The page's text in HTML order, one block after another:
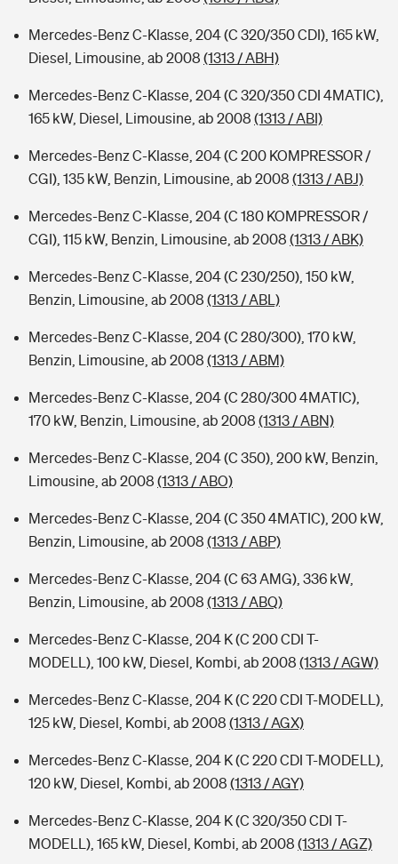
Mercedes-Benz C-Klasse, 204 (C 320/350 CDI), 165 kW,
Diesel, Limousine, ab 2008 (1313 / ABH)
Mercedes-Benz C-Klasse, 204 (C 320/350 CDI 4MATIC),
165 kW, Diesel, Limousine, ab 2008 (1313 / ABI)
Mercedes-Benz C-Klasse, 204 (C 200 KOMPRESSOR /
CGI), 135 kW, Benzin, Limousine, ab 2008 (1313 / ABJ)
Mercedes-Benz C-Klasse, 204 (C 180 KOMPRESSOR /
CGI), 115 kW, Benzin, Limousine, ab 2008 (1313 / ABK)
Mercedes-Benz C-Klasse, 204 (C 230/250), 150 kW,
Benzin, Limousine, ab 2008 (1313 / ABL)
Mercedes-Benz C-Klasse, 204 (C 280/300), 170 kW,
Benzin, Limousine, ab 2008 (1313 / ABM)
Mercedes-Benz C-Klasse, 204 (C 280/300 4MATIC),
170 kW, Benzin, Limousine, ab 2008 (1313 / ABN)
Mercedes-Benz C-Klasse, 204 (C 350), 200 kW, Benzin,
Limousine, ab 2008 (1313 / ABO)
Mercedes-Benz C-Klasse, 204 (C 350 4MATIC), 200 kW,
Benzin, Limousine, ab 2008 (1313 / ABP)
Mercedes-Benz C-Klasse, 204 (C 63 AMG), 336 kW,
Benzin, Limousine, ab 2008 (1313 / ABQ)
Mercedes-Benz C-Klasse, 204 K (C 200 CDI T-
MODELL), 100 kW, Diesel, Kombi, ab 2008 (1313 / AGW)
Mercedes-Benz C-Klasse, 204 K (C 220 CDI T-MODELL),
125 kW, Diesel, Kombi, ab 2008 (1313 / AGX)
Mercedes-Benz C-Klasse, 204 K (C 220 CDI T-MODELL),
120 kW, Diesel, Kombi, ab 2008 (1313 / AGY)
Mercedes-Benz C-Klasse, 204 K (C 320/350 CDI T-
MODELL), 165 kW, Diesel, Kombi, ab 2008 (1313 / AGZ)